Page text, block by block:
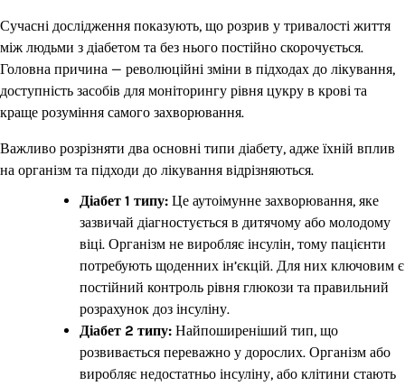
Сучасні дослідження показують, що розрив у тривалості життя
між людьми з діабетом та без нього постійно скорочується.
Головна причина — революційні зміни в підходах до лікування,
доступність засобів для моніторингу рівня цукру в крові та
краще розуміння самого захворювання.
Важливо розрізняти два основні типи діабету, адже їхній вплив
на організм та підходи до лікування відрізняються.
Діабет 1 типу: Це аутоімунне захворювання, яке
зазвичай діагностується в дитячому або молодому
віці. Організм не виробляє інсулін, тому пацієнти
потребують щоденних ін’єкцій. Для них ключовим є
постійний контроль рівня глюкози та правильний
розрахунок доз інсуліну.
Діабет 2 типу: Найпоширеніший тип, що
розвивається переважно у дорослих. Організм або
виробляє недостатньо інсуліну, або клітини стають